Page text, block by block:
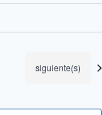
Eventos
siguiente(s)